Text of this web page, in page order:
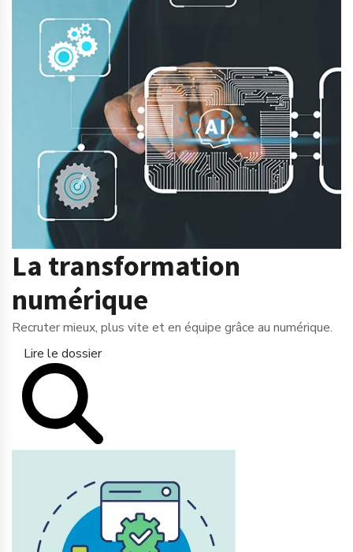
La transformation
numérique
Recruter mieux, plus vite et en équipe grâce au numérique.
Lire le dossier